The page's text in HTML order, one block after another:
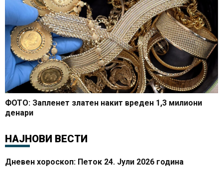
ФОТО: Запленет златен накит вреден 1,3 милиони
денари
НАЈНОВИ ВЕСТИ
Дневен хороскоп: Петок 24. Јули 2026 година